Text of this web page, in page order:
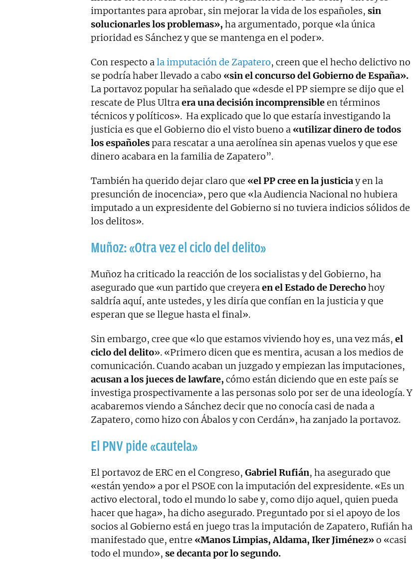
importantes para aprobar, sin mejorar la vida de los españoles, sin
solucionarles los problemas», ha argumentado, porque «la única
prioridad es Sánchez y que se mantenga en el poder».
Con respecto ala imputación de Zapatero, creen que el hecho delictivo no
se podría haber llevado a cabo «sin el concurso del Gobierno de España».
La portavoz popular ha señalado que «desde el PP siempre se dijo que el
rescate de Plus Ultraera una decisión incomprensibleen términos
técnicos y políticos». Ha explicado que lo que estaría investigando la
justicia es que el Gobierno dio el visto bueno a «utilizar dinero de todos
los españolespara rescatar a una aerolínea sin apenas vuelos y que ese
dinero acabara en la familia de Zapatero”.
También ha querido dejar claro que «el PP cree en la justiciay en la
presunción de inocencia», pero que «la Audiencia Nacional no hubiera
imputado a un expresidente del Gobierno si no tuviera indicios sólidos de
los delitos».
Muñoz: «Otra vez el ciclo del delito»
Muñoz ha criticado la reacción de los socialistas y del Gobierno, ha
asegurado que «un partido que creyeraen el Estado de Derechohoy
saldría aquí, ante ustedes, y les diría que confían en la justicia y que
esperan que se llegue hasta el final».
Sin embargo, cree que «lo que estamos viviendo hoy es, una vez más, el
ciclo del delito». «Primero dicen que es mentira, acusan a los medios de
comunicación. Cuando acaban un juzgado y empiezan las imputaciones,
acusan a los jueces de lawfare, cómo están diciendo que en este país se
investiga prospectivamente a las personas solo por ser de una ideología. Y
acabaremos viendo a Sánchez decir que no conocía casi de nada a
Zapatero, como hizo con Ábalos y con Cerdán», ha zanjado la portavoz.
El PNV pide «cautela»
El portavoz de ERC en el Congreso, Gabriel Rufián, ha asegurado que
«están yendo» a por el PSOE con la imputación del expresidente. «Es un
activo electoral, todo el mundo lo sabe y, como dijo aquel, quien pueda
hacer que haga», ha dicho asegurado. Preguntado por si el apoyo de los
socios al Gobierno está en juego tras la imputación de Zapatero, Rufián ha
manifestado que, entre «Manos Limpias, Aldama, Iker Jiménez»o «casi
todo el mundo», se decanta por lo segundo.